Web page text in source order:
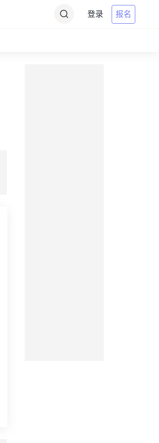
登录 报名